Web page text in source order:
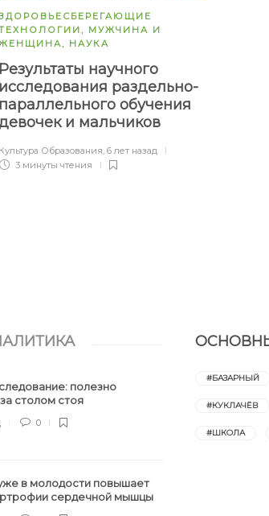
, МУЖЧИНА И
, НАУКА
Результаты научного
исследования раздельно-
параллельного обучения
и мальчиков
Культура Образования, 6 лет назад
3 минуты чтения
полезно
столом стоя
0
в молодости повышает
сердечной мышцы
#БАЗАРНЫЙ
#КУКЛАЧЁВ
#ШКОЛА